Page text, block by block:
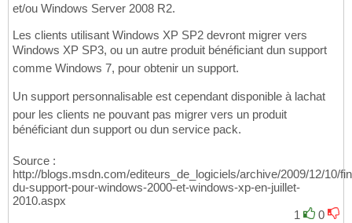
et/ou Windows Server 2008 R2.
Les clients utilisant Windows XP SP2 devront migrer vers
Windows XP SP3, ou un autre produit bénéficiant dun support
comme Windows 7, pour obtenir un support.
Un support personnalisable est cependant disponible à lachat
pour les clients ne pouvant pas migrer vers un produit
bénéficiant dun support ou dun service pack.
Source :
http://blogs.msdn.com/editeurs_de_logiciels/archive/2009/12/10/
du-support-pour-windows-2000-et-windows-xp-en-juillet-
2010.aspx
1
0